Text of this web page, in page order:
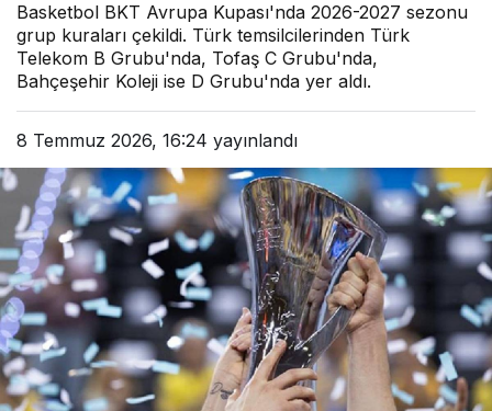
Basketbol BKT Avrupa Kupası'nda 2026-2027 sezonu
grup kuraları çekildi. Türk temsilcilerinden Türk
Telekom B Grubu'nda, Tofaş C Grubu'nda,
Bahçeşehir Koleji ise D Grubu'nda yer aldı.
8 Temmuz 2026, 16:24 yayınlandı